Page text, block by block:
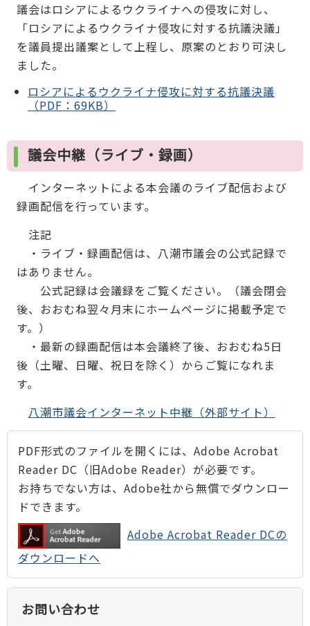
議会はロシアによるウクライナへの侵攻に対し、
「ロシアによるウクライナ侵攻に対する抗議決議」
を議員提出議案として上程し、原案のとおり可決し
ました。
ロシアによるウクライナ侵攻に対する抗議決議
（PDF：69KB）
議会中継（ライブ・録画）
インターネットによる本会議のライブ配信および
録画配信を行っています。
注記
・ライブ・録画配信は、八潮市議会の公式記録で
はありません。
公式記録は会議録をご覧ください。（議会閉会
後、おおむね翌々月末にホームページに掲載予定で
す。）
・最新の録画配信は本会議終了後、おおむね5日
後（土曜、日曜、祝日を除く）からご覧になれま
す。
八潮市議会インターネット中継（外部サイト）
PDF形式のファイルを開くには、Adobe Acrobat
Reader DC（旧Adobe Reader）が必要です。
お持ちでない方は、Adobe社から無償でダウンロー
ドできます。
Adobe Acrobat Reader DCの
ダウンロードへ
お問い合わせ